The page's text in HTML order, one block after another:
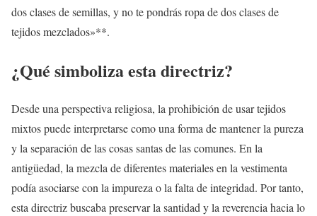
dos clases de semillas, y no te pondrás ropa de dos clases de
tejidos mezclados»**.
¿Qué simboliza esta directriz?
Desde una perspectiva religiosa, la prohibición de usar tejidos
mixtos puede interpretarse como una forma de mantener la pureza
y la separación de las cosas santas de las comunes. En la
antigüedad, la mezcla de diferentes materiales en la vestimenta
podía asociarse con la impureza o la falta de integridad. Por tanto,
esta directriz buscaba preservar la santidad y la reverencia hacia lo